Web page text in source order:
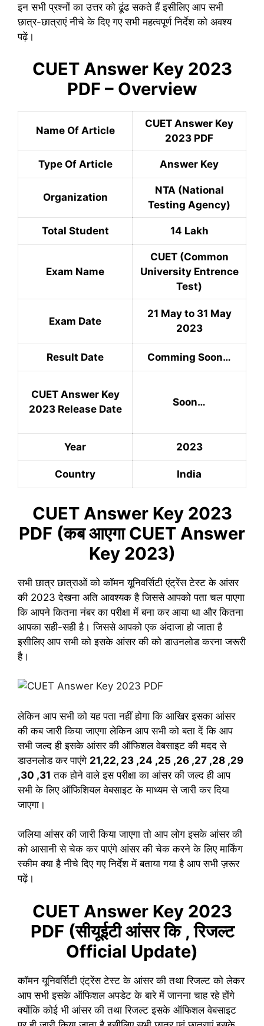
इन सभी प्रश्नों का उत्तर को ढूंढ सकते हैं इसीलिए आप सभी
छात्र-छात्राएं नीचे के दिए गए सभी महत्वपूर्ण निर्देश को अवश्य
पढ़ें।
CUET Answer Key 2023
PDF – Overview
Name Of Article
CUET Answer Key
2023 PDF
Type Of Article Answer Key
Organization
NTA (National
Testing Agency)
Total Student 14 Lakh
Exam Name
CUET (Common
University Entrence
Test)
Exam Date
21 May to 31 May
2023
Result Date Comming Soon…
CUET Answer Key
2023 Release Date
Soon…
Year 2023
Country India
CUET Answer Key 2023
PDF (कब आएगा CUET Answer
Key 2023)
सभी छात्र छात्राओं को कॉमन यूनिवर्सिटी एंट्रेंस टेस्ट के आंसर
की 2023 देखना अति आवश्यक है जिससे आपको पता चल पाएगा
कि आपने कितना नंबर का परीक्षा में बना कर आया था और कितना
आपका सही-सही है। जिससे आपको एक अंदाजा हो जाता है
इसीलिए आप सभी को इसके आंसर की को डाउनलोड करना जरूरी
है।
लेकिन आप सभी को यह पता नहीं होगा कि आखिर इसका आंसर
की कब जारी किया जाएगा लेकिन आप सभी को बता दें कि आप
सभी जल्द ही इसके आंसर की ऑफिशल वेबसाइट की मदद से
डाउनलोड कर पाएंगे 21,22, 23 ,24 ,25 ,26 ,27 ,28 ,29
,30 ,31 तक होने वाले इस परीक्षा का आंसर की जल्द ही आप
सभी के लिए ऑफिशियल वेबसाइट के माध्यम से जारी कर दिया
जाएगा।
जलिया आंसर की जारी किया जाएगा तो आप लोग इसके आंसर की
को आसानी से चेक कर पाएंगे आंसर की चेक करने के लिए मार्किंग
स्कीम क्या है नीचे दिए गए निर्देश में बताया गया है आप सभी ज़रूर
पढ़ें।
CUET Answer Key 2023
PDF (सीयूईटी आंसर कि , रिजल्ट
Official Update)
कॉमन यूनिवर्सिटी एंट्रेंस टेस्ट के आंसर की तथा रिजल्ट को लेकर
आप सभी इसके ऑफिशल अपडेट के बारे में जानना चाह रहे होंगे
क्योंकि कोई भी आंसर की तथा रिजल्ट इसके ऑफिशल वेबसाइट